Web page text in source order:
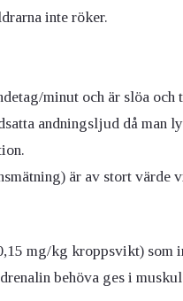
inte röker.
minut och är slöa
andningsljud då man
är av stort värde
mg/kg kroppsvikt) som
behöva ges i